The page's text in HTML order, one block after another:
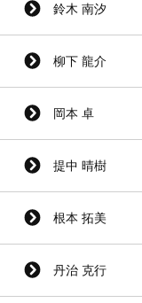
鈴木 南汐
柳下 龍介
岡本 卓
提中 晴樹
根本 拓美
丹治 克行